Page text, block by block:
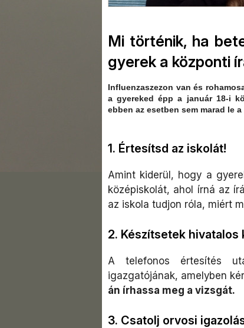
Mi történik, ha
gyerek a központi
Influenzaszezon van és
a gyereked épp a január 18-i
ebben az esetben sem marad le
1. Értesítsd az iskolát!
Amint kiderül, hogy a
középiskolát, ahol írná az
az iskola tudjon róla, miért
2. Készítsetek hivatalos
A telefonos értesítés
igazgatójának, amelyben
án írhassa meg a vizsgát.
3. Csatolj orvosi